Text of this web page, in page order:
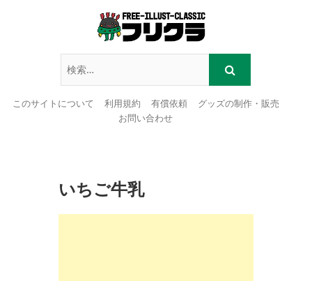
このサイトについて 利用規約 有償依頼
グッズの制作・販売
お問い合わせ
いちご牛乳